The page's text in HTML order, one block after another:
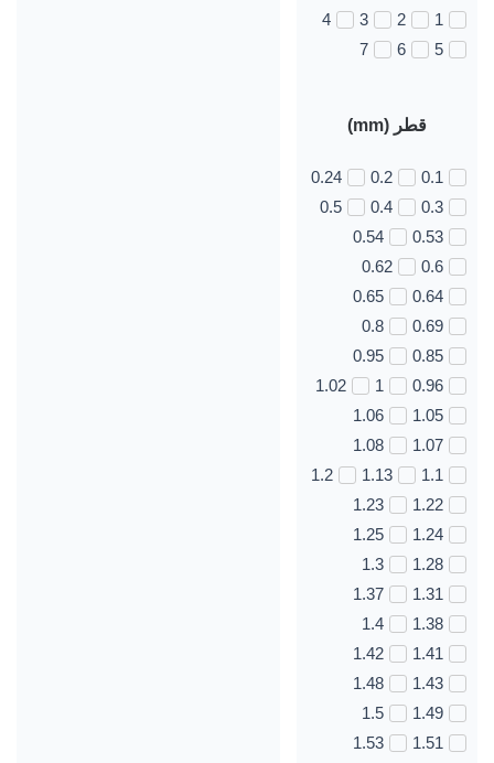
1
2
3
4
5
6
7
قطر (mm)
0.1
0.2
0.24
0.3
0.4
0.5
0.53
0.54
0.6
0.62
0.64
0.65
0.69
0.8
0.85
0.95
0.96
1
1.02
1.05
1.06
1.07
1.08
1.1
1.13
1.2
1.22
1.23
1.24
1.25
1.28
1.3
1.31
1.37
1.38
1.4
1.41
1.42
1.43
1.48
1.49
1.5
1.51
1.53